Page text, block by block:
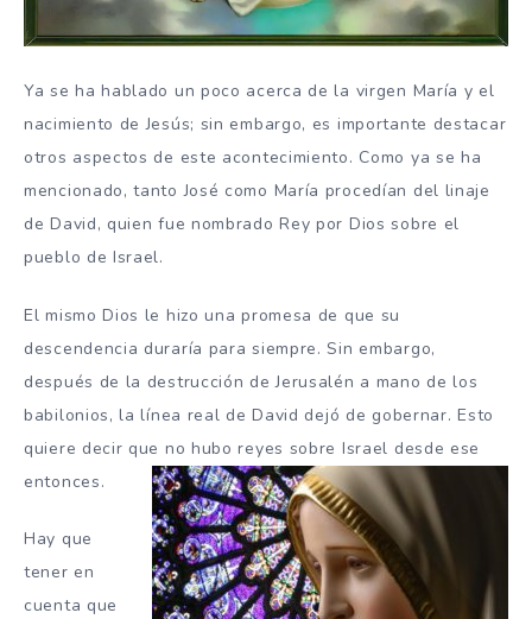
Ya se ha hablado un poco acerca de la virgen María y el
nacimiento de Jesús; sin embargo, es importante destacar
otros aspectos de este acontecimiento. Como ya se ha
mencionado, tanto José como María procedían del linaje
de David, quien fue nombrado Rey por Dios sobre el
pueblo de Israel.
El mismo Dios le hizo una promesa de que su
descendencia duraría para siempre. Sin embargo,
después de la destrucción de Jerusalén a mano de los
babilonios, la línea real de David dejó de gobernar. Esto
quiere decir que no hubo reyes sobre Israel desde ese
entonces.
Hay que
tener en
cuenta que